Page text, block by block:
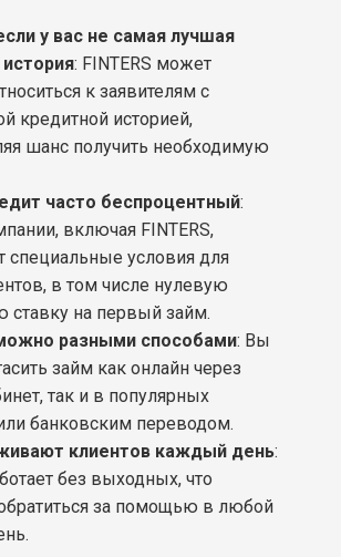
у вас не самая лучшая
: FINTERS может
к заявителям с
кредитной историей,
шанс получить необходимую
часто беспроцентный:
включая FINTERS,
специальные условия для
в том числе нулевую
ставку на первый займ.
разными способами: Вы
займ как онлайн через
так и в популярных
банковским переводом.
клиентов каждый день:
без выходных, что
за помощью в любой